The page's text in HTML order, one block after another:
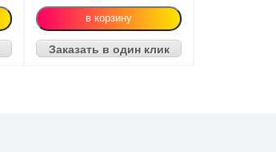
Заказать в один клик